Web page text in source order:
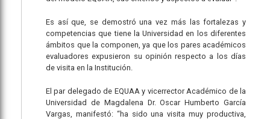
Es así que, se demostró una vez más las fortalezas y
competencias que tiene la Universidad en los diferentes
ámbitos que la componen, ya que los pares académicos
evaluadores expusieron su opinión respecto a los días
de visita en la Institución.
El par delegado de EQUAA y vicerrector Académico de la
Universidad de Magdalena Dr. Oscar Humberto García
Vargas, manifestó: “ha sido una visita muy productiva,